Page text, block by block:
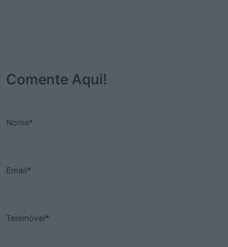
Comente Aqui!
Nome*
Email*
Telemóvel*